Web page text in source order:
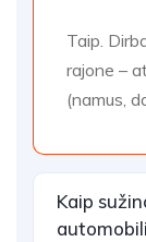
Taip.
rajone –
(namus,
Kaip